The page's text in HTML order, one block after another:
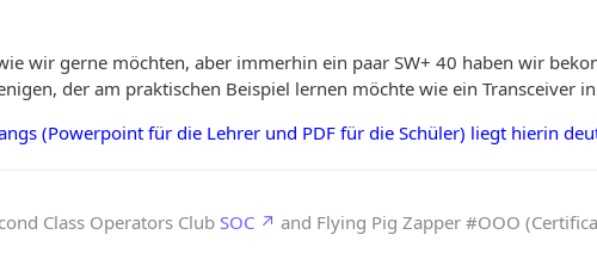
wir gerne möchten, aber immerhin ein paar SW+ 40 haben wir
der am praktischen Beispiel lernen möchte wie ein Transceiver
(Powerpoint für die Lehrer und PDF für die Schüler) liegt hierin
Class Operators Club SOC and Flying Pig Zapper #OOO